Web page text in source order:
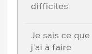
difficiles.
Je sais ce que
j’ai à faire